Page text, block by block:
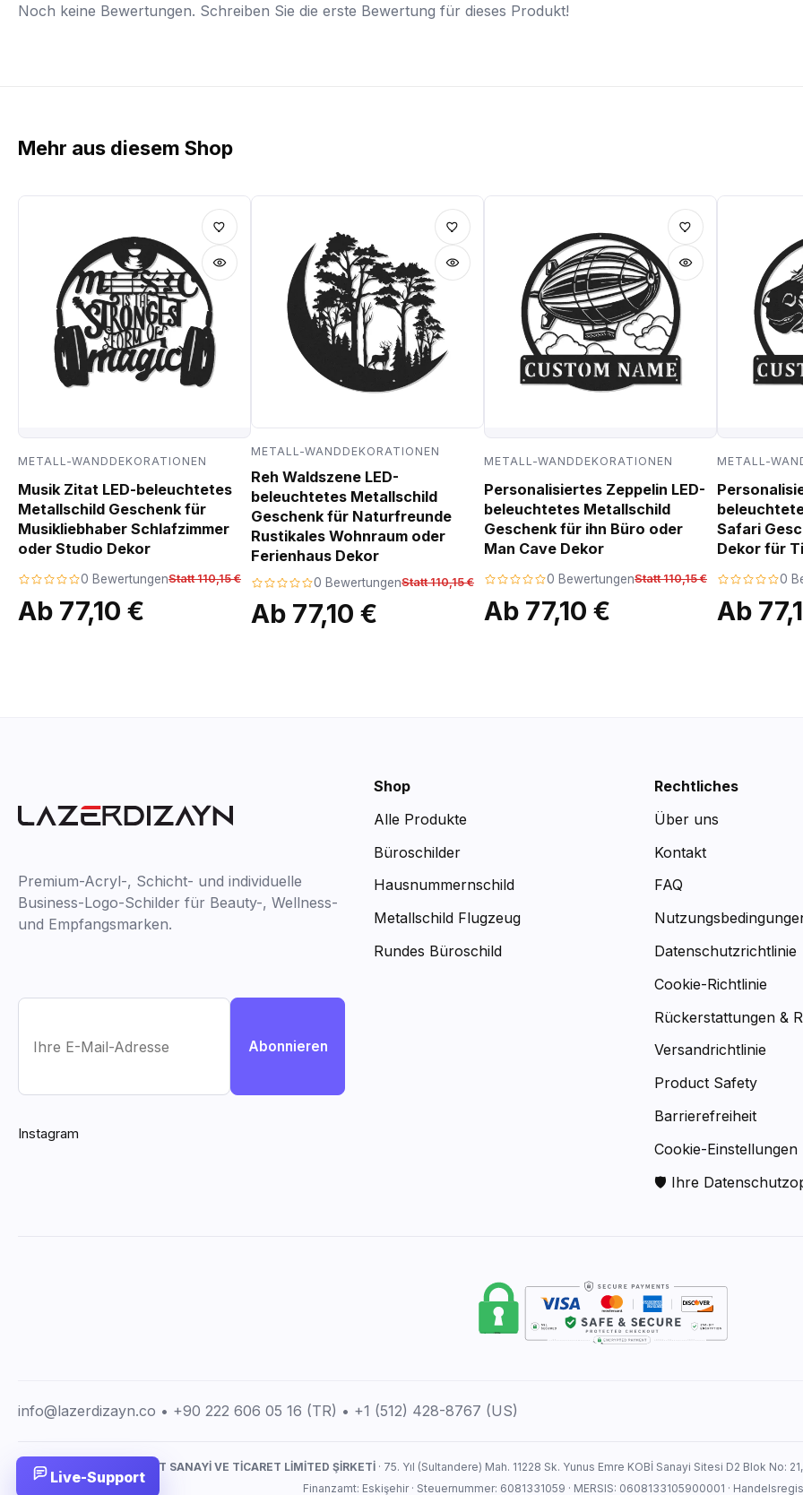
Noch keine Bewertungen. Schreiben Sie die erste Bewertung für dieses Produkt!
Mehr aus diesem Shop
METALL-WANDDEKORATIONEN
Musik Zitat LED-beleuchtetes
Metallschild Geschenk für
Musikliebhaber Schlafzimmer
oder Studio Dekor
0 BewertungenStatt 110,15 €
Ab 77,10 €
METALL-WANDDEKORATIONEN
Reh Waldszene LED-
beleuchtetes Metallschild
Geschenk für Naturfreunde
Rustikales Wohnraum oder
Ferienhaus Dekor
0 BewertungenStatt 110,15 €
Ab 77,10 €
METALL-WANDDEKORATIONEN
Personalisiertes Zeppelin LED-
beleuchtetes Metallschild
Geschenk für ihn Büro oder
Man Cave Dekor
0 BewertungenStatt 110,15 €
Ab 77,10 €
METALL-
Safari
Dekor für
0
Ab
Premium-Acryl-, Schicht- und individuelle
Business-Logo-Schilder für Beauty-, Wellness-
und Empfangsmarken.
Abonnieren
Instagram
Shop
Alle Produkte
Büroschilder
Hausnummernschild
Metallschild Flugzeug
Rundes Büroschild
Rechtliches
Über uns
Kontakt
FAQ
Datenschutzrichtlinie
Cookie-Richtlinie
Rückerstattungen &
Versandrichtlinie
Product Safety
Barrierefreiheit
Cookie-Einstellungen
🛡 Ihre
info@lazerdizayn.co • +90 222 606 05 16 (TR) • +1 (512) 428-8767 (US)
LAZERDİZAYN İMALAT SANAYİ VE TİCARET LİMİTED ŞİRKETİ · 75. Yıl (Sultandere) Mah. 11228 Sk. Yunus Emre KOBİ Sanayi Sitesi D2 Blok No:
Finanzamt: Eskişehir · Steuernummer: 6081331059 · MERSIS: 0608133105900001 ·
Live-Support